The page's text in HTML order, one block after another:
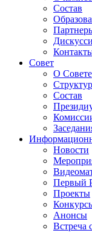
Состав
Совет
О Совете
Состав
Новости
Первый
Проекты
Анонсы
Встреча